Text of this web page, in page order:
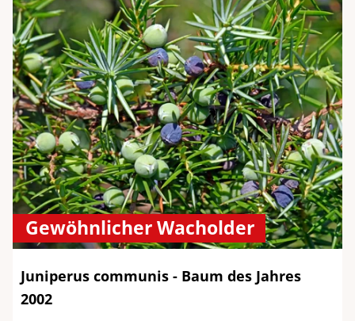
Gewöhnlicher Wacholder
Juniperus communis - Baum des Jahres
2002